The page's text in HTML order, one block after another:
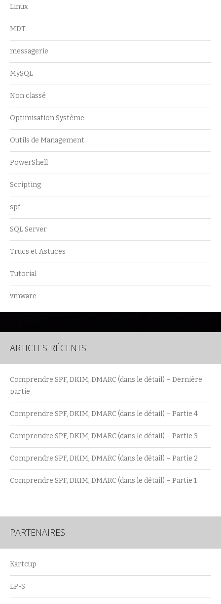
Linux
MDT
messagerie
MySQL
Non classé
Optimisation Système
Outils de Management
PowerShell
Scripting
spf
SQL Server
Trucs et Astuces
Tutorial
vmware
ARTICLES RÉCENTS
Comprendre SPF, DKIM, DMARC (dans le détail) – Dernière
partie
Comprendre SPF, DKIM, DMARC (dans le détail) – Partie 4
Comprendre SPF, DKIM, DMARC (dans le détail) – Partie 3
Comprendre SPF, DKIM, DMARC (dans le détail) – Partie 2
Comprendre SPF, DKIM, DMARC (dans le détail) – Partie 1
PARTENAIRES
Kartcup
LP-S